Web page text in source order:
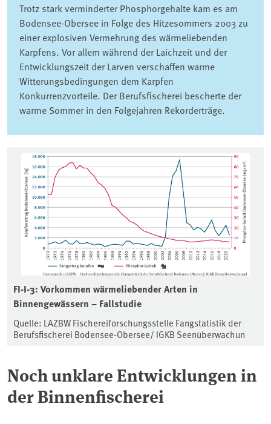
Trotz stark verminderter Phosphorgehalte kam es am
Bodensee-Obersee in Folge des Hitzesommers 2003 zu
einer explosiven Vermehrung des wärmeliebenden
Karpfens. Vor allem während der Laichzeit und der
Entwicklungszeit der Larven verschaffen warme
Witterungsbedingungen dem Karpfen
Konkurrenzvorteile. Der Berufsfischerei bescherte der
warme Sommer in den Folgejahren Rekorderträge.
FI-I-3: Vorkommen wärmeliebender Arten in
Binnengewässern – Fallstudie
Quelle: LAZBW Fischereiforschungsstelle Fangstatistik der
Berufsfischerei Bodensee-Obersee/ IGKB Seenüberwachun
Noch unklare Entwicklungen in
der Binnenfischerei